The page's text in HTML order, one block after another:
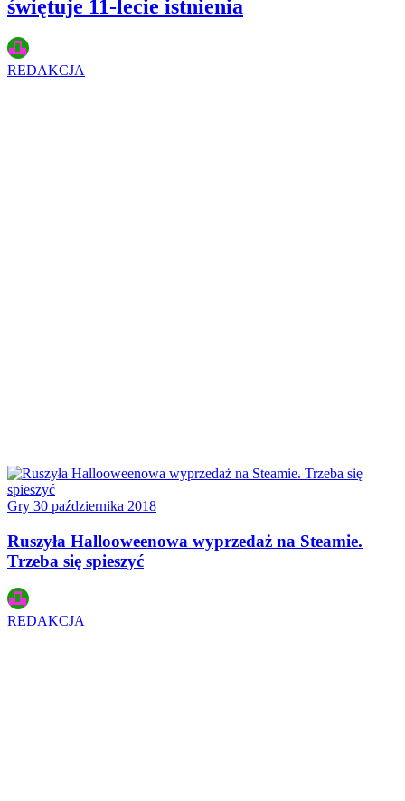
świętuje 11-lecie istnienia
REDAKCJA
Gry 30 października 2018
Ruszyła Hallooweenowa wyprzedaż na Steamie.
Trzeba się spieszyć
REDAKCJA